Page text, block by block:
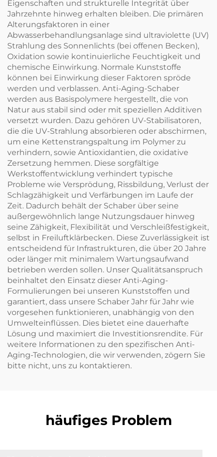
Eigenschaften und strukturelle Integrität über
Jahrzehnte hinweg erhalten bleiben. Die primären
Alterungsfaktoren in einer
Abwasserbehandlungsanlage sind ultraviolette (UV)
Strahlung des Sonnenlichts (bei offenen Becken),
Oxidation sowie kontinuierliche Feuchtigkeit und
chemische Einwirkung. Normale Kunststoffe
können bei Einwirkung dieser Faktoren spröde
werden und verblassen. Anti-Aging-Schaber
werden aus Basispolymere hergestellt, die von
Natur aus stabil sind oder mit speziellen Additiven
versetzt wurden. Dazu gehören UV-Stabilisatoren,
die die UV-Strahlung absorbieren oder abschirmen,
um eine Kettenstrangspaltung im Polymer zu
verhindern, sowie Antioxidantien, die oxidative
Zersetzung hemmen. Diese sorgfältige
Werkstoffentwicklung verhindert typische
Probleme wie Versprödung, Rissbildung, Verlust der
Schlagzähigkeit und Verfärbungen im Laufe der
Zeit. Dadurch behält der Schaber über seine
außergewöhnlich lange Nutzungsdauer hinweg
seine Zähigkeit, Flexibilität und Verschleißfestigkeit,
selbst in Freiluftklärbecken. Diese Zuverlässigkeit ist
entscheidend für Infrastrukturen, die über 20 Jahre
oder länger mit minimalem Wartungsaufwand
betrieben werden sollen. Unser Qualitätsanspruch
beinhaltet den Einsatz dieser Anti-Aging-
Formulierungen bei unseren Kunststoffen und
garantiert, dass unsere Schaber Jahr für Jahr wie
vorgesehen funktionieren, unabhängig von den
Umwelteinflüssen. Dies bietet eine dauerhafte
Lösung und maximiert die Investitionsrendite. Für
weitere Informationen zu den spezifischen Anti-
Aging-Technologien, die wir verwenden, zögern Sie
bitte nicht, uns zu kontaktieren.
häufiges Problem